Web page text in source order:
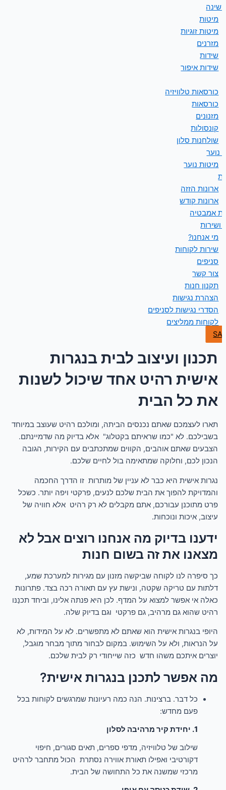
שינה
מיטות
מיטות זוגיות
מזרנים
שידות
שידות איפור
כורסאות טלוויזיה
כורסאות
מזנונים
קונסולות
שולחנות סלון
נוער
מיטות נוער
ארונות הזזה
ארונות קודש
אמבטיה
ושירות
מי אנחנו?
שירות לקוחות
סניפים
צור קשר
תקנון חנות
הצהרת נגישות
הסדרי נגישות לסניפים
לקוחות ממליצים
תכנון ועיצוב לבית בנגרות
אישית רהיט אחד שיכול לשנות
את כל הבית
תארו לעצמכם שאתם נכנסים הביתה, ומולכם רהיט שעוצב במיוחד
בשבילכם. לא "כמו שראיתם בקטלוג" אלא בדיוק מה שדמיינתם.
הצבעים שאתם אוהבים, הקווים שמתכתבים עם הקירות, הגובה
הנכון לכם, וחלוקה שמתאימה בול לחיים שלכם.
נגרות אישית היא כבר לא עניין של מותרות זו הדרך החכמה
והמדויקת להפוך את הבית שלכם לנעים, פרקטי ויפה יותר. כשכל
פרט מתוכנן עבורכם, אתם מקבלים לא רק רהיט אלא חוויה של
עיצוב, איכות ונוכחות.
ידענו בדיוק מה אנחנו רוצים אבל לא
מצאנו את זה בשום חנות
כך סיפרה לנו לקוחה שביקשה מזנון עם מגירות למערכת שמע,
דלתות עם טריקה שקטה, ונישת עץ עם תאורה רכה בצד. פתרונות
כאלה אי אפשר למצוא על המדף. לכן היא פנתה אלינו, וביחד תכנַנּו
רהיט שהוא גם מרהיב, גם פרקטי וגם בדיוק שלה.
היופי בנגרות אישית הוא שאתם לא מתפשרים. לא על המידות, לא
על הנראות, ולא על השימוש. במקום לבחור מתוך מבחר מוגבל,
יוצרים איתכם משהו חדש כזה שייחודי רק לבית שלכם.
מה אפשר לתכנן בנגרות אישית?
כל דבר. ברצינות. הנה כמה רעיונות שמרגשים לקוחות בכל
פעם מחדש:
1. יחידת קיר מרהיבה לסלון
שילוב של טלוויזיה, מדפי ספרים, תאים סגורים, חיפוי
דקורטיבי ואפילו תאורת אווירה נסתרת הכול מתחבר לרהיט
מרכזי שמשנה את כל התחושה של הבית.